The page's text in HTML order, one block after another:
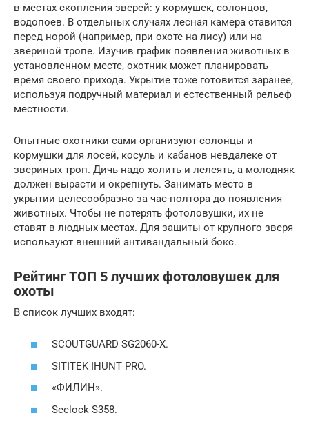
в местах скопления зверей: у кормушек, солонцов,
водопоев. В отдельных случаях лесная камера ставится
перед норой (например, при охоте на лису) или на
звериной тропе. Изучив график появления животных в
установленном месте, охотник может планировать
время своего прихода. Укрытие тоже готовится заранее,
используя подручный материал и естественный рельеф
местности.
Опытные охотники сами организуют солонцы и
кормушки для лосей, косуль и кабанов невдалеке от
звериных троп. Дичь надо холить и лелеять, а молодняк
должен вырасти и окрепнуть. Занимать место в
укрытии целесообразно за час-полтора до появления
животных. Чтобы не потерять фотоловушки, их не
ставят в людных местах. Для защиты от крупного зверя
используют внешний антивандальный бокс.
Рейтинг ТОП 5 лучших фотоловушек для
охоты
В список лучших входят:
SCOUTGUARD SG2060-X.
SITITEK IHUNT PRO.
«ФИЛИН».
Seelock S358.